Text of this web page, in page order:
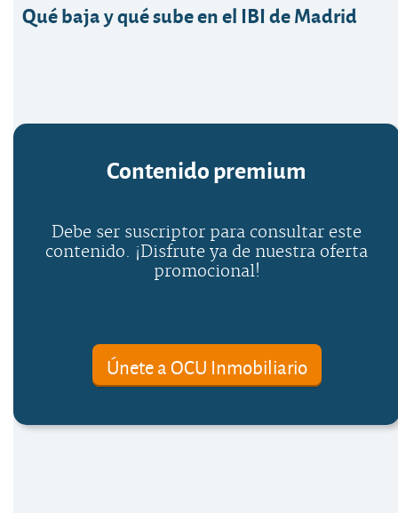
Qué baja y qué sube en el IBI de Madrid
Contenido premium
Debe ser suscriptor para consultar este
contenido. ¡Disfrute ya de nuestra oferta
promocional!
Únete a OCU Inmobiliario